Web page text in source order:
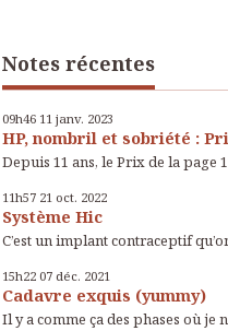
Notes récentes
09h46 11 janv. 2023
HP, nombril et sobriété :
Depuis 11 ans, le Prix de la page
11h57 21 oct. 2022
Système Hic
C’est un implant contraceptif
15h22 07 déc. 2021
Cadavre exquis (yummy)
Il y a comme ça des phases où je